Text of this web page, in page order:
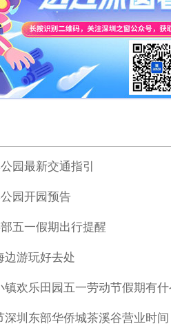
园最新交通指引
园开园预告
五一假期出行提醒
游玩好去处
欢乐田园五一劳动节假期有
圳东部华侨城茶溪谷营业时间